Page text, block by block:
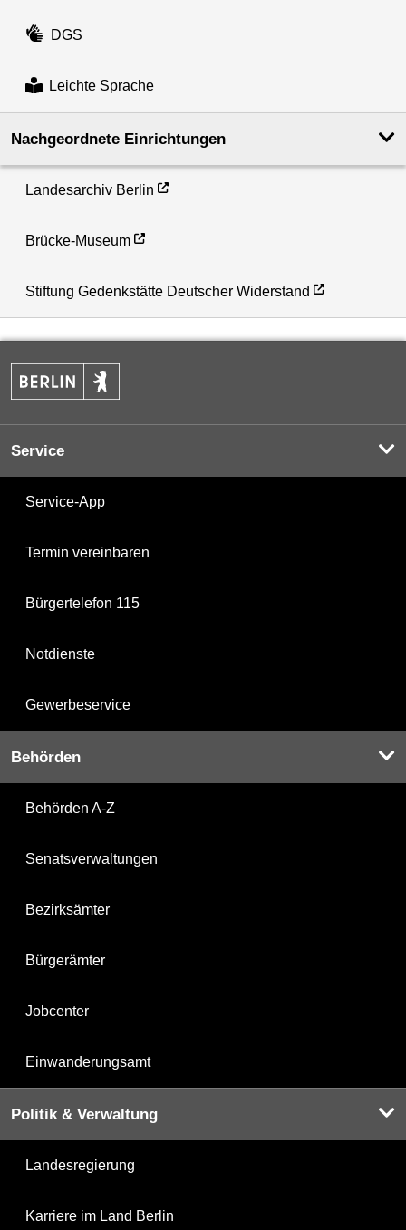
DGS
Leichte Sprache
Nachgeordnete Einrichtungen
Landesarchiv Berlin
Brücke-Museum
Stiftung Gedenkstätte Deutscher Widerstand
Service
Service-App
Termin vereinbaren
Bürgertelefon 115
Notdienste
Gewerbeservice
Behörden
Behörden A-Z
Senatsverwaltungen
Bezirksämter
Bürgerämter
Jobcenter
Einwanderungsamt
Politik & Verwaltung
Landesregierung
Karriere im Land Berlin